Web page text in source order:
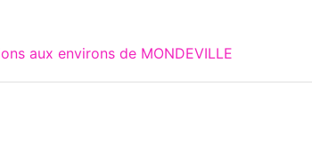
aux environs de MONDEVILLE